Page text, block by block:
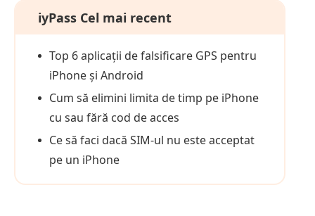
iyPass Cel mai recent
Top 6 aplicații de falsificare GPS pentru
iPhone și Android
Cum să elimini limita de timp pe iPhone
cu sau fără cod de acces
Ce să faci dacă SIM-ul nu este acceptat
pe un iPhone